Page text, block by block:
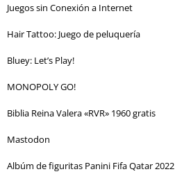
Juegos sin Conexión a Internet
Hair Tattoo: Juego de peluquería
Bluey: Let’s Play!
MONOPOLY GO!
Biblia Reina Valera «RVR» 1960 gratis
Mastodon
Albúm de figuritas Panini Fifa Qatar 2022